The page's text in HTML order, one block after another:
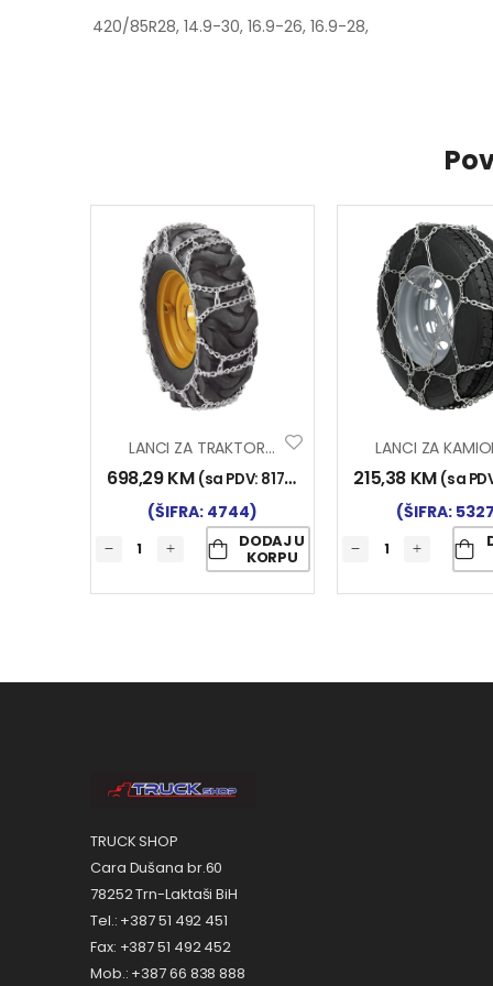
420/85R28, 14.9-30, 16.9-26, 16.9-28,
LANCI ZA TRAKTOR HP 16.9-34 230/95R44
698,29KM (sa PDV: 817,00
(ŠIFRA: 4744)
DODAJ U
KORPU
215,38 KM (sa
(ŠIFRA:
TRUCK SHOP
Cara Dušana br.60
78252 Trn-Laktaši BiH
Tel.: +387 51 492 451
Fax: +387 51 492 452
Mob.: +387 66 838 888